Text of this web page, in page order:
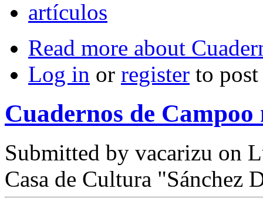
artículos
Read more about
Log in or register to
Cuadernos de Campoo
Submitted by vacarizu on
Casa de Cultura "Sánchez